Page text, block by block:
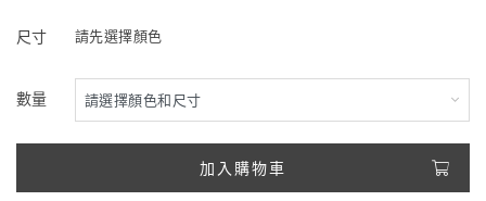
尺寸 請先選擇顏色
數量
加入購物車